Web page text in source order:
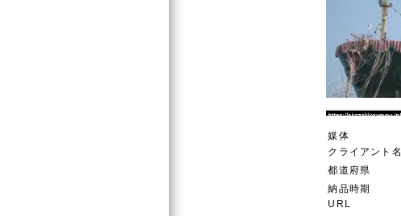
媒体
クライアント名
都道府県
納品時期
URL